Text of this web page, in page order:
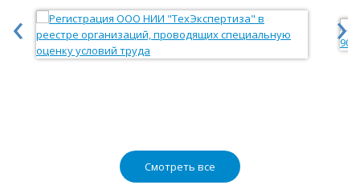
‹ ›
Смотреть все